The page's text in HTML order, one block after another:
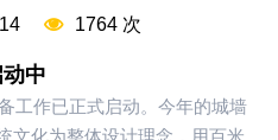
1764 次
中
工作已正式启动。今年的城墙
文化为整体设计理念，用百米